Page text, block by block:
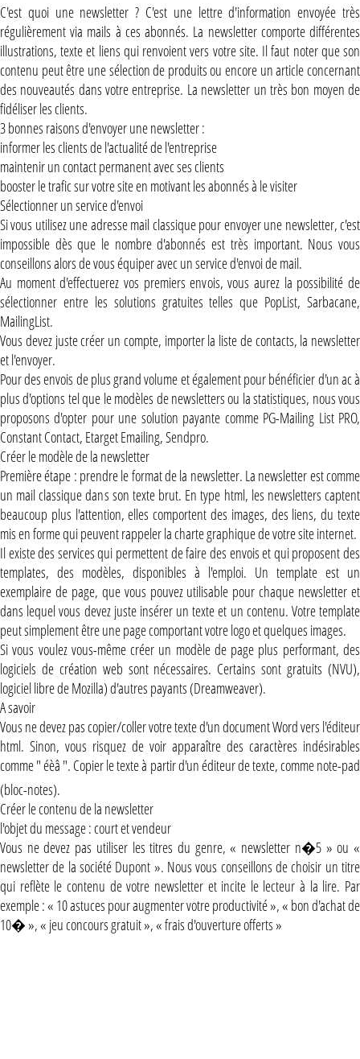
C'est quoi une newsletter ? C'est une lettre d'information envoyée très
régulièrement via mails à ces abonnés. La newsletter comporte différentes
illustrations, texte et liens qui renvoient vers votre site. Il faut noter que son
contenu peut être une sélection de produits ou encore un article concernant
des nouveautés dans votre entreprise. La newsletter un très bon moyen de
fidéliser les clients.
3 bonnes raisons d'envoyer une newsletter :
informer les clients de l'actualité de l'entreprise
maintenir un contact permanent avec ses clients
booster le trafic sur votre site en motivant les abonnés à le visiter
Sélectionner un service d'envoi
Si vous utilisez une adresse mail classique pour envoyer une newsletter, c'est
impossible dès que le nombre d'abonnés est très important. Nous vous
conseillons alors de vous équiper avec un service d'envoi de mail.
Au moment d'effectuerez vos premiers envois, vous aurez la possibilité de
sélectionner entre les solutions gratuites telles que PopList, Sarbacane,
MailingList.
Vous devez juste créer un compte, importer la liste de contacts, la newsletter
et l'envoyer.
Pour des envois de plus grand volume et également pour bénéficier d'un ac à
plus d'options tel que le modèles de newsletters ou la statistiques, nous vous
proposons d'opter pour une solution payante comme PG-Mailing List PRO,
Constant Contact, Etarget Emailing, Sendpro.
Créer le modèle de la newsletter
Première étape : prendre le format de la newsletter. La newsletter est comme
un mail classique dans son texte brut. En type html, les newsletters captent
beaucoup plus l'attention, elles comportent des images, des liens, du texte
mis en forme qui peuvent rappeler la charte graphique de votre site internet.
Il existe des services qui permettent de faire des envois et qui proposent des
templates, des modèles, disponibles à l'emploi. Un template est un
exemplaire de page, que vous pouvez utilisable pour chaque newsletter et
dans lequel vous devez juste insérer un texte et un contenu. Votre template
peut simplement être une page comportant votre logo et quelques images.
Si vous voulez vous-même créer un modèle de page plus performant, des
logiciels de création web sont nécessaires. Certains sont gratuits (NVU),
logiciel libre de Mozilla) d'autres payants (Dreamweaver).
A savoir
Vous ne devez pas copier/coller votre texte d'un document Word vers l'éditeur
html. Sinon, vous risquez de voir apparaître des caractères indésirables
comme " éèâ ". Copier le texte à partir d'un éditeur de texte, comme note-pad
(bloc-notes).
Créer le contenu de la newsletter
l'objet du message : court et vendeur
Vous ne devez pas utiliser les titres du genre, « newsletter n�5 » ou «
newsletter de la société Dupont ». Nous vous conseillons de choisir un titre
qui reflète le contenu de votre newsletter et incite le lecteur à la lire. Par
exemple : « 10 astuces pour augmenter votre productivité », « bon d'achat de
10� », « jeu concours gratuit », « frais d'ouverture offerts »